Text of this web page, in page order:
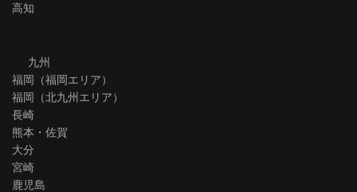
高知
九州
福岡（福岡エリア）
福岡（北九州エリア）
長崎
熊本・佐賀
大分
宮崎
鹿児島